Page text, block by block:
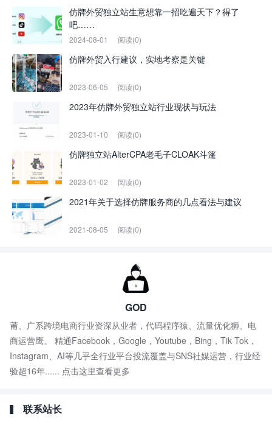
仿牌外贸独立站生意想靠一招吃遍天下？得了
吧……
2024-08-01 阅读(0)
仿牌外贸入行建议，实地考察是关键
2023-06-05 阅读(0)
2023年仿牌外贸独立站行业现状与玩法
2023-01-10 阅读(0)
仿牌独立站AlterCPA老毛子CLOAK斗篷
2023-01-02 阅读(0)
2021年关于选择仿牌服务商的几点看法与建议
2021-08-05 阅读(0)
GOD
莆、广系跨境电商行业资深从业者，代码程序猿、流量优化狮、电
商运营鹰。 精通Facebook，Google，Youtube，Bing，Tik Tok，
Instagram、AI等几乎全行业平台投流覆盖与SNS社媒运营，行业经
验超16年...... 点击这里查看更多
联系站长